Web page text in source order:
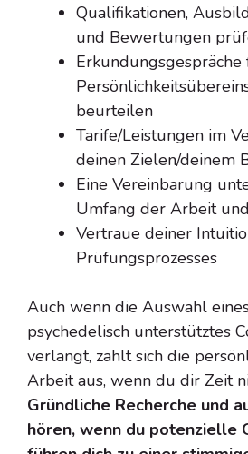
Qualifikationen,
und Bewertungen
beurteilen
Tarife/Leistungen im
deinen Zielen/deinem
Eine Vereinbarung
Umfang der Arbeit
Vertraue deiner
Prüfungsprozesses
Auch wenn die Auswahl
psychedelisch unterstütztes
verlangt, zahlt sich die
Arbeit aus, wenn du dir Zeit
Gründliche Recherche und
hören, wenn du potenzielle